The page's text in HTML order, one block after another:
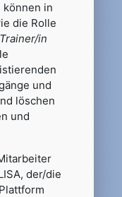
können in
die Rolle
Trainer/in
und
löschen
und
der/die